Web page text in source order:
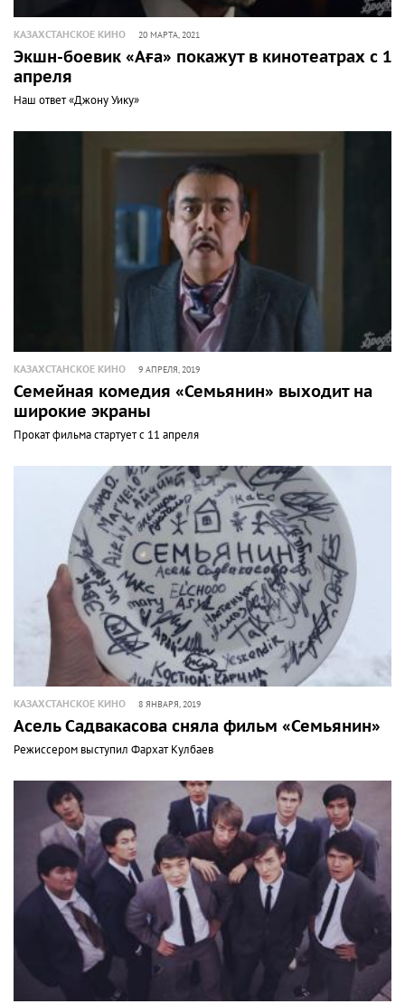
КАЗАХСТАНСКОЕ КИНО 20 МАРТА, 2021
Экшн-боевик «Аға» покажут в кинотеатрах с 15
апреля
Наш ответ «Джону Уику»
КАЗАХСТАНСКОЕ КИНО 9 АПРЕЛЯ, 2019
Семейная комедия «Семьянин» выходит на
широкие экраны
Прокат фильма стартует с 11 апреля
КАЗАХСТАНСКОЕ КИНО 8 ЯНВАРЯ, 2019
Асель Садвакасова сняла фильм «Семьянин»
Режиссером выступил Фархат Кулбаев